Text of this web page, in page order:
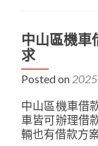
中山區機車
求
Posted on
中山區機車借
車皆可辦理借
輛也有借款方